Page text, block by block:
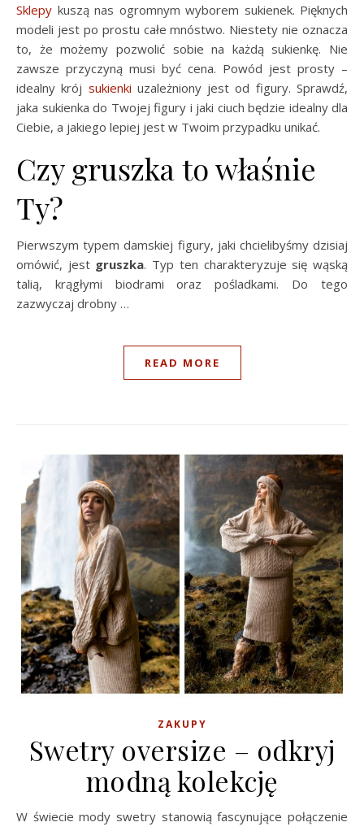
Sklepy kuszą nas ogromnym wyborem sukienek. Pięknych
modeli jest po prostu całe mnóstwo. Niestety nie oznacza
to, że możemy pozwolić sobie na każdą sukienkę. Nie
zawsze przyczyną musi być cena. Powód jest prosty –
idealny krój sukienki uzależniony jest od figury. Sprawdź,
jaka sukienka do Twojej figury i jaki ciuch będzie idealny dla
Ciebie, a jakiego lepiej jest w Twoim przypadku unikać.
Czy gruszka to właśnie
Ty?
Pierwszym typem damskiej figury, jaki chcielibyśmy dzisiaj
omówić, jest gruszka. Typ ten charakteryzuje się wąską
talią, krągłymi biodrami oraz pośladkami. Do tego
zazwyczaj drobny …
READ MORE
ZAKUPY
Swetry oversize – odkryj
modną kolekcję
W świecie mody swetry stanowią fascynujące połączenie